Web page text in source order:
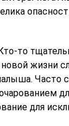
то
жизни
Часто
для